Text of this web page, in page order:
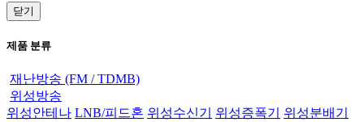
닫기
제품 분류
재난방송 (FM / TDMB)
위성방송
위성안테나 LNB/피드혼 위성수신기 위성증폭기
위성분배기